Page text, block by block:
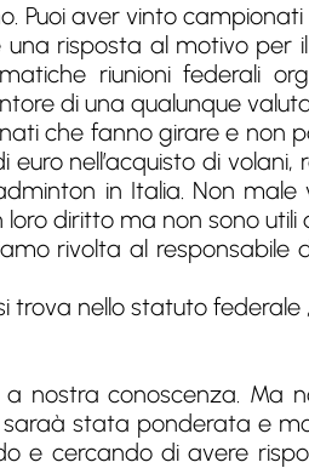
aver vinto campionati
una risposta al motivo
riunioni federali
di una qualunque
che fanno girare e non
nell’acquisto di
in Italia. Non
diritto ma non sono utili
rivolta al
nello statuto federale ,
nostra conoscenza. Ma
stata ponderata e
e cercando di avere